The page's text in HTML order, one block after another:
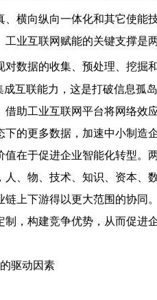
、横向纵向一体化和其它使能
工业互联网赋能的关键支撑是
对数据的收集、预处理、挖掘
成互联能力，这是打破信息孤
助工业互联网平台将网络效
下的更多数据，加速中小制造
值在于促进企业智能化转型。
人、物、技术、知识、资本、
链上下游得以更大范围的协同
制，构建竞争优势，从而促进
驱动因素